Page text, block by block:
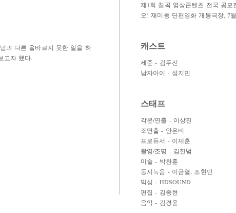
과 다른 올바르지 못한 일을 하
고자 했다.
제1회 칠곡 영상콘텐츠 전국 공모
오! 재미동 단편영화 개봉극장, 7
캐스트
세준 - 김두진
남자아이 - 성지민
스태프
각본/연출 - 이상진
조연출 - 안은비
프로듀서 - 이재훈
촬영/조명 - 김진범
미술 - 박찬훈
동시녹음 - 이금열, 조현민
믹싱 - HDSOUND
편집 - 김종현
음악 - 김경윤